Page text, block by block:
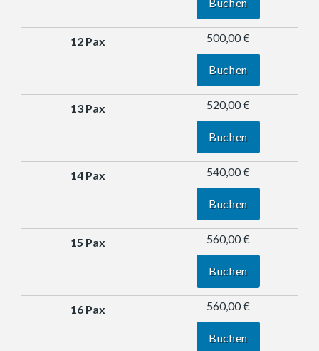
Buchen
500,00 €
Buchen
520,00 €
Buchen
540,00 €
Buchen
560,00 €
Buchen
560,00 €
Buchen